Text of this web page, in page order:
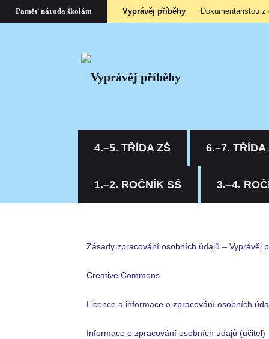
Paměť národa školám Vyprávěj příběhy Dokumentaristou z
4.–5. TŘÍDA ZŠ 6.–7. TŘÍDA
1.–2. ROČNÍK SŠ 3.–4.
Zásady zpracování osobních údajů – Vyprávěj
Creative Commons
Licence a informace o zpracování osobních
Informace o zpracování osobních údajů (učitel)